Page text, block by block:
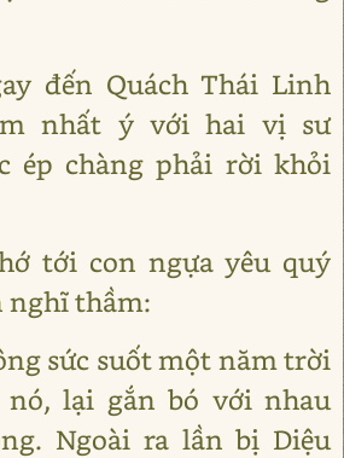
đến Quách Thái Linh
nhất ý với hai vị sư
ép chàng phải rời khỏi
tới con ngựa yêu quý
nghĩ thầm:
sức suốt một năm trời
lại gắn bó với nhau
Ngoài ra lần bị Diệu